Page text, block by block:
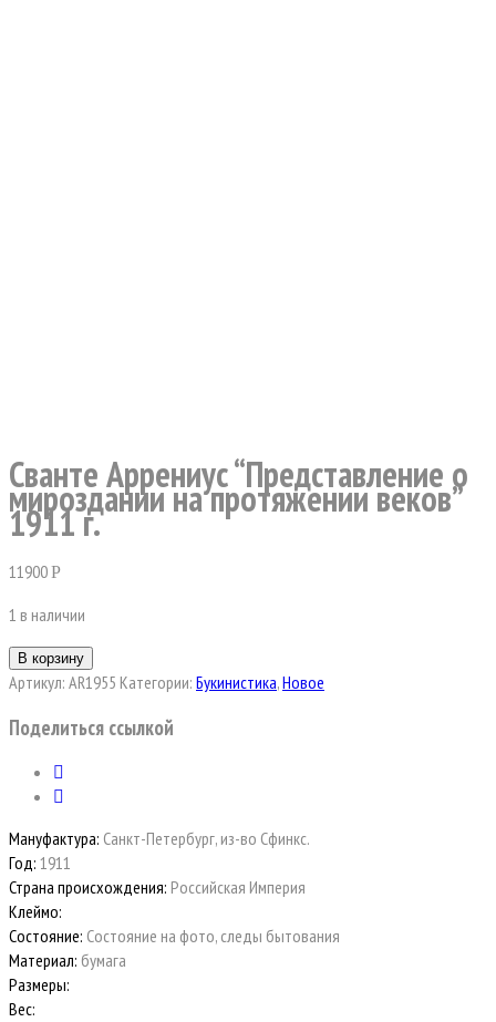
Сванте Аррениус “Представление о
мироздании на протяжении веков”
1911 г.
11900Р
1 в наличии
В корзину
Артикул: AR1955 Категории: Букинистика,Новое
Поделиться ссылкой
Мануфактура: Санкт-Петербург, из-во Сфинкс.
Год: 1911
Страна происхождения: Российская Империя
Клеймо:
Состояние: Состояние на фото, следы бытования
Материал: бумага
Размеры:
Вес: